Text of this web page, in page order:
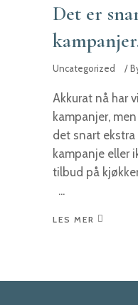
Det er
Uncategorized
Akkurat nå har
kampanjer,
det snart
kampanje eller
tilbud på
LES MER